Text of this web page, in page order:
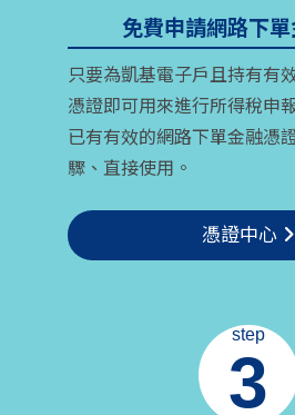
免費申請網路下
只要為凱基電子戶且持有有
憑證即可用來進行所得稅申
已有有效的網路下單金融憑
驟、直接使用。
憑證中心
step
3